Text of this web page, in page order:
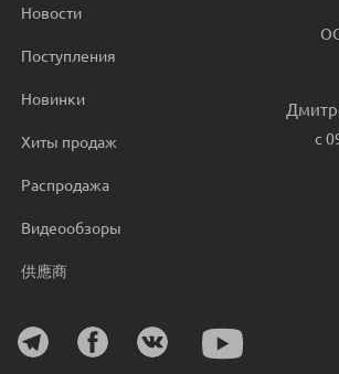
Новости
Поступления
Новинки
Хиты продаж
Распродажа
Видеообзоры
供應商
с